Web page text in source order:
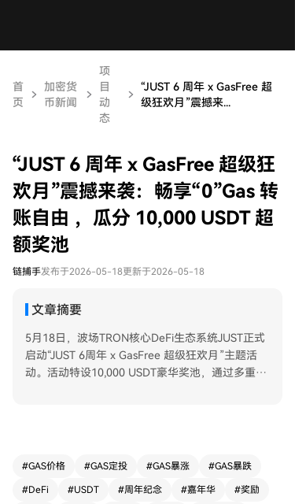
首
页
加密货
币新闻
项
目
动
态
“JUST 6 周年 x GasFree 超
级狂欢月”震撼来...
“JUST 6 周年 x GasFree 超级狂
欢月”震撼来袭：畅享“0”Gas 转
账自由 ，瓜分 10,000 USDT 超
额奖池
链捕手发布于2026-05-18更新于2026-05-18
文章摘要
5月18日，波场TRON核心DeFi生态系统JUST正式
启动“JUST 6周年 x GasFree 超级狂欢月”主题活
动。活动特设10,000 USDT豪华奖池，通过多重玩
AO、质押sTRX、能量租赁以及智能钱包GasFree
table等多元板块。 GasFree是JUST核心协议JustL
#GAS价格 #GAS定投 #GAS暴涨 #GAS暴跌
#DeFi #USDT #周年纪念 #嘉年华 #奖励